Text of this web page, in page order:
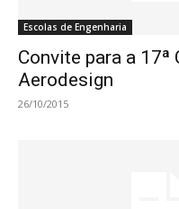
Escolas de Engenharia
Convite para a
Aerodesign
26/10/2015